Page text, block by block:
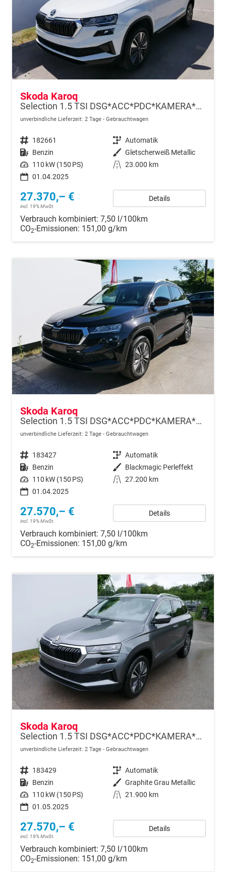
Skoda Karoq
Selection 1.5 TSI DSG*ACC*PDC*KAMERA*TEMPOMAT*LED*SMARTLINK*KLIMA*RADIO*17-ZOLL
unverbindliche Lieferzeit: 2 Tage Gebrauchtwagen
Fahrzeugnr. 182661 Getriebe Automatik
Kraftstoff Benzin Außenfarbe Gletscherweiß Metallic
Leistung 110 kW (150 PS) Kilometerstand 23.000 km
01.04.2025
27.370,– €
incl. 19% MwSt.
Details
Verbrauch kombiniert: 7,50 l/100km
CO2-Emissionen: 151,00 g/km
Skoda Karoq
Selection 1.5 TSI DSG*ACC*PDC*KAMERA*TEMPOMAT*LED*SMARTLINK*KLIMA*RADIO*17-ZOLL
unverbindliche Lieferzeit: 2 Tage Gebrauchtwagen
Fahrzeugnr. 183427 Getriebe Automatik
Kraftstoff Benzin Außenfarbe Blackmagic Perleffekt
Leistung 110 kW (150 PS) Kilometerstand 27.200 km
01.04.2025
27.570,– €
incl. 19% MwSt.
Details
Verbrauch kombiniert: 7,50 l/100km
CO2-Emissionen: 151,00 g/km
Skoda Karoq
Selection 1.5 TSI DSG*ACC*PDC*KAMERA*TEMPOMAT*LED*SMARTLINK*KLIMA*RADIO*17-ZOLL
unverbindliche Lieferzeit: 2 Tage Gebrauchtwagen
Fahrzeugnr. 183429 Getriebe Automatik
Kraftstoff Benzin Außenfarbe Graphite Grau Metallic
Leistung 110 kW (150 PS) Kilometerstand 21.900 km
01.05.2025
27.570,– €
incl. 19% MwSt.
Details
Verbrauch kombiniert: 7,50 l/100km
CO2-Emissionen: 151,00 g/km